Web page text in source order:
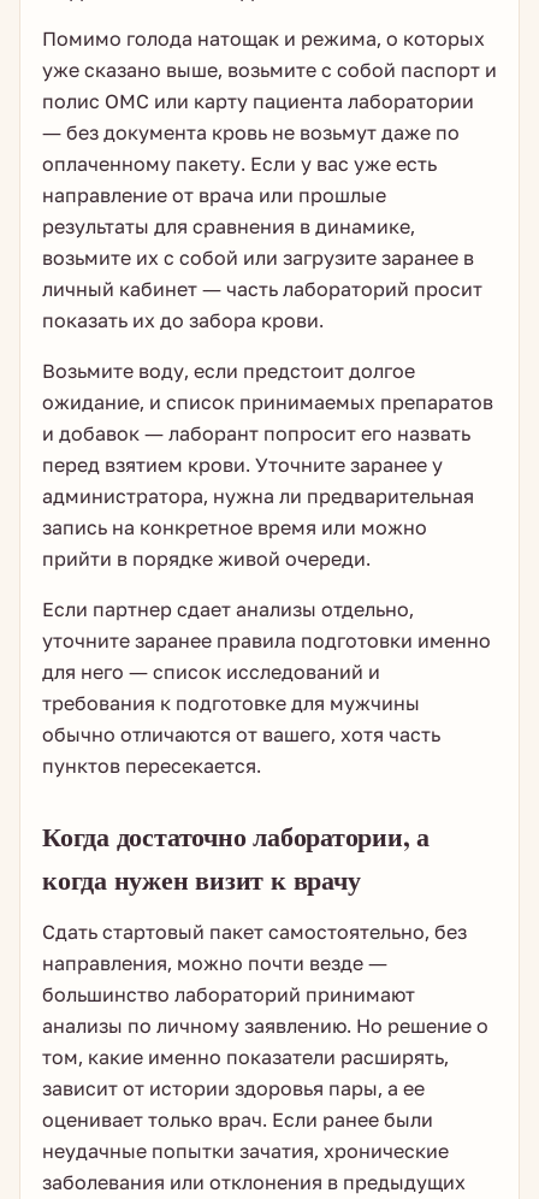
Помимо голода натощак и режима, о которых
уже сказано выше, возьмите с собой паспорт и
полис ОМС или карту пациента лаборатории
— без документа кровь не возьмут даже по
оплаченному пакету. Если у вас уже есть
направление от врача или прошлые
результаты для сравнения в динамике,
возьмите их с собой или загрузите заранее в
личный кабинет — часть лабораторий просит
показать их до забора крови.
Возьмите воду, если предстоит долгое
ожидание, и список принимаемых препаратов
и добавок — лаборант попросит его назвать
перед взятием крови. Уточните заранее у
администратора, нужна ли предварительная
запись на конкретное время или можно
прийти в порядке живой очереди.
Если партнер сдает анализы отдельно,
уточните заранее правила подготовки именно
для него — список исследований и
требования к подготовке для мужчины
обычно отличаются от вашего, хотя часть
пунктов пересекается.
Когда достаточно лаборатории, а
когда нужен визит к врачу
Сдать стартовый пакет самостоятельно, без
направления, можно почти везде —
большинство лабораторий принимают
анализы по личному заявлению. Но решение о
том, какие именно показатели расширять,
зависит от истории здоровья пары, а ее
оценивает только врач. Если ранее были
неудачные попытки зачатия, хронические
заболевания или отклонения в предыдущих